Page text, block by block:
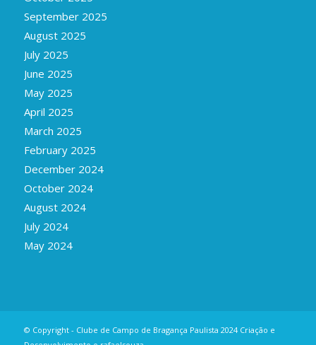
September 2025
August 2025
July 2025
June 2025
May 2025
April 2025
March 2025
February 2025
December 2024
October 2024
August 2024
July 2024
May 2024
© Copyright - Clube de Campo de Bragança Paulista 2024 Criação e